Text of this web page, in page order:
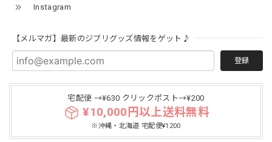
Instagram
【メルマガ】最新のジブリグッズ情報をゲット♪
登録
宅配便 →¥630 クリックポスト→¥200
¥10,000円以上送料無料
※沖縄・北海道 宅配便¥1200